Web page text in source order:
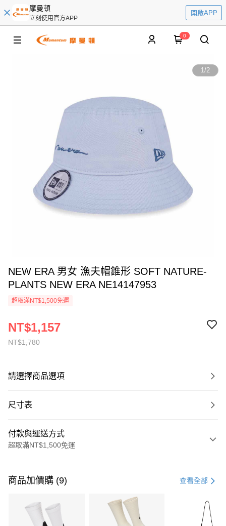
摩曼頓
立刻使用官方APP
開啟APP
0
1/2
NEW ERA 男女 漁夫帽錐形 SOFT NATURE-
PLANTS NEW ERA NE14147953
超取滿NT$1,500免運
NT$1,780
NT$1,157
請選擇商品選項
尺寸表
付款與運送方式
超取滿NT$1,500免運
信用卡一次付款
3 期 0 利率 每期 21家銀行
商品加價購 (9) 查看全部